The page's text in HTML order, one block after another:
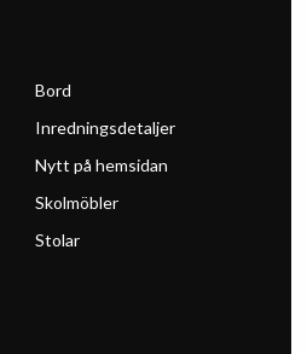
Bord
Inredningsdetaljer
Nytt på hemsidan
Skolmöbler
Stolar